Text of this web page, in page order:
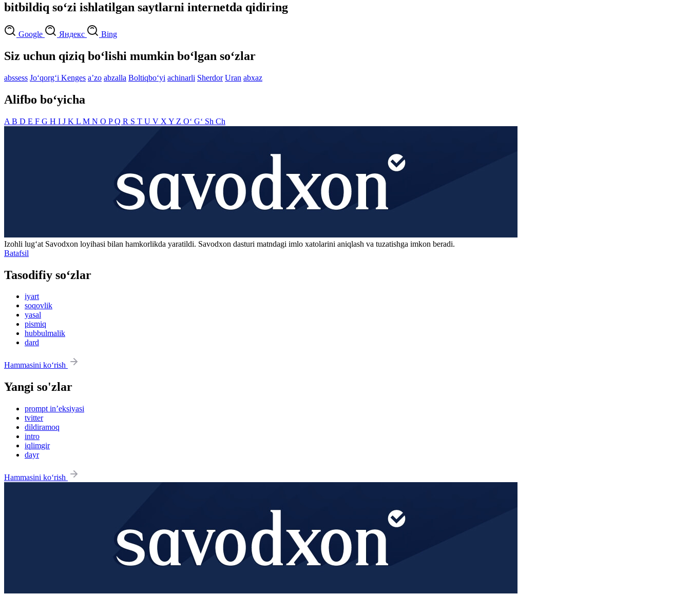
bitbildiq so‘zi ishlatilgan saytlarni internetda qidiring
Google Яндекс Bing
Siz uchun qiziq bo‘lishi mumkin bo‘lgan so‘zlar
abssess Jo‘qorg‘i Kenges aʼzo abzalla Boltiqbo‘yi achinarli Sherdor Uran abxaz
Alifbo bo‘yicha
A B D E F G H I J K L M N O PQ R S T U V X Y Z O‘ G‘ Sh Ch
Izohli lugʻat Savodxon loyihasi bilan hamkorlikda yaratildi. Savodxon dasturi matndagi imlo xatolarini aniqlash va tuzatishga imkon beradi.
Batafsil
Tasodifiy so‘zlar
iyart
soqovlik
yasal
pismiq
hubbulmalik
dard
Hammasini ko‘rish
Yangi so'zlar
prompt in’eksiyasi
tvitter
dildiramoq
intro
iqlimgir
dayr
Hammasini ko‘rish